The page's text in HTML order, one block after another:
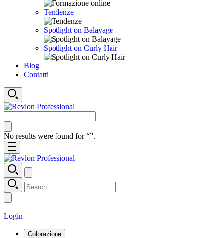
Tendenze
Spotlight on Balayage
Spotlight on Curly Hair
Blog
Contatti
No results were found for “”.
Login
Colorazione